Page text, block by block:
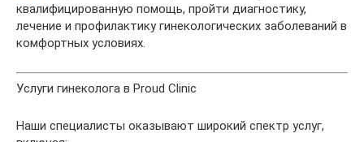
квалифицированную помощь, пройти диагностику,
лечение и профилактику гинекологических заболеваний в
комфортных условиях.
Услуги гинеколога в Proud Clinic
Наши специалисты оказывают широкий спектр услуг,